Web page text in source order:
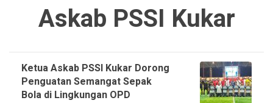
Askab PSSI Kukar
Ketua Askab PSSI Kukar Dorong
Penguatan Semangat Sepak
Bola di Lingkungan OPD